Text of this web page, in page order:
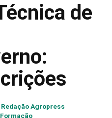
de
Redação Agropress
Formação